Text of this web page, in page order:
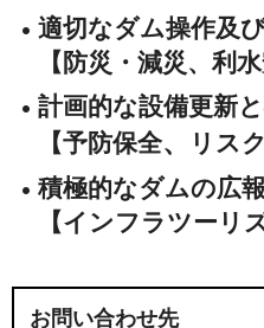
適切なダム操作及
【防災・減災、利
計画的な設備更新
【予防保全、 リス
積極的なダムの広
【インフラツーリ
お問い合わせ先